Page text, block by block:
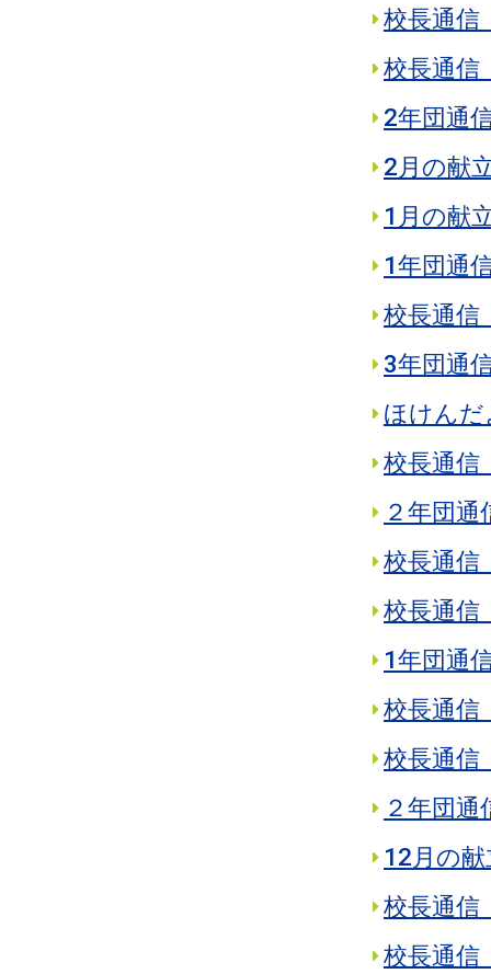
校長通
校長通
2年団通
2月の献
1月の献
1年団通
校長通
3年団通
ほけん
校長通
２年団
校長通
校長通
1年団通
校長通
校長通
２年団
12月の
校長通
校長通